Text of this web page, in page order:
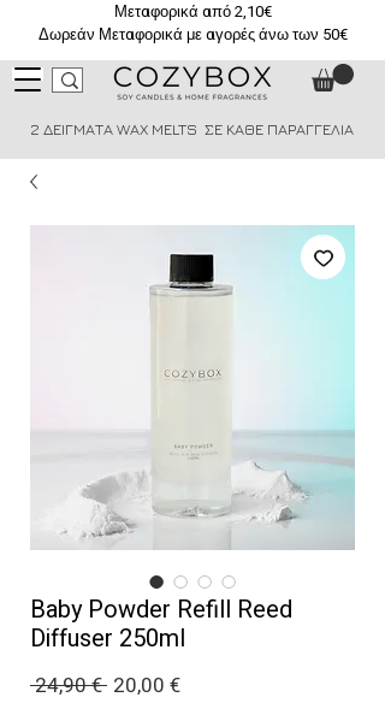
Μεταφορικά από 2,10€
Δωρεάν Μεταφορικά με αγορές άνω των 50€
2 ΔΕΙΓΜΑΤΑ WAX MELTS ΣΕ ΚΑΘΕ ΠΑΡΑΓΓΕΛΙΑ
Baby Powder Refill Reed
Diffuser 250ml
24,90 € Κανονική
20,00 €Τιμή